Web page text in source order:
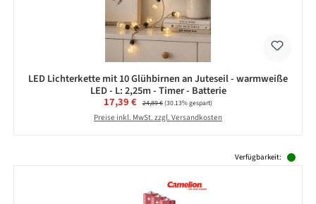
LED Lichterkette mit 10 Glühbirnen an Juteseil - warmweiße
LED - L: 2,25m - Timer - Batterie
Verkaufspreis:
17,39 € Regulärer Preis:
24,89 €(30.13% gespart)
Preise inkl. MwSt. zzgl. Versandkosten
Verfügbarkeit: